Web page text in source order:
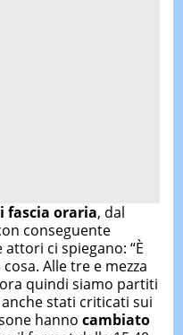
fascia oraria, dal
conseguente
ci spiegano: “È
Alle tre e mezza
quindi siamo partiti
stati criticati sui
hanno cambiato